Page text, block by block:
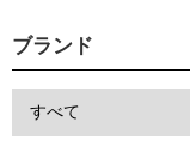
ブランド